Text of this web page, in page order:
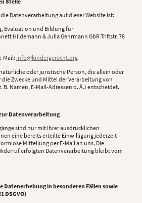
Datenverarbeitung auf dieser Website ist:
Evaluation und Bildung für
Hildemann & Julia Gehrmann GbR Triftstr. 78
Mail: info@kindergerecht.org
oder juristische Person, die allein oder
Zwecke und Mittel der Verarbeitung von
B. Namen, E-Mail-Adressen o. Ä.) entscheidet.
Datenverarbeitung
sind nur mit Ihrer ausdrücklichen
eine bereits erteilte Einwilligung jederzeit
Mitteilung per E-Mail an uns. Die
erfolgten Datenverarbeitung bleibt vom
Datenerhebung in besonderen Fällen sowie
DSGVO)